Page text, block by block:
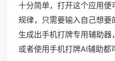
十分简单，打开这个应用
规律，只需要输入自己想要
生成出手机打牌专用辅助
或者使用手机打牌AI辅助都